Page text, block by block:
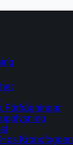
Förfrågningar
Kronofogden